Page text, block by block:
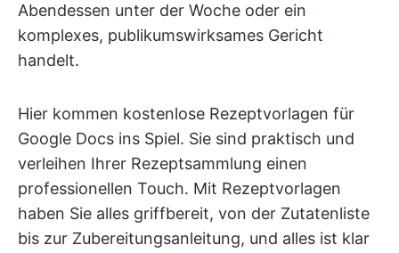
Abendessen unter der Woche oder ein
komplexes, publikumswirksames Gericht
handelt.
Hier kommen kostenlose Rezeptvorlagen für
Google Docs ins Spiel. Sie sind praktisch und
verleihen Ihrer Rezeptsammlung einen
professionellen Touch. Mit Rezeptvorlagen
haben Sie alles griffbereit, von der Zutatenliste
bis zur Zubereitungsanleitung, und alles ist klar